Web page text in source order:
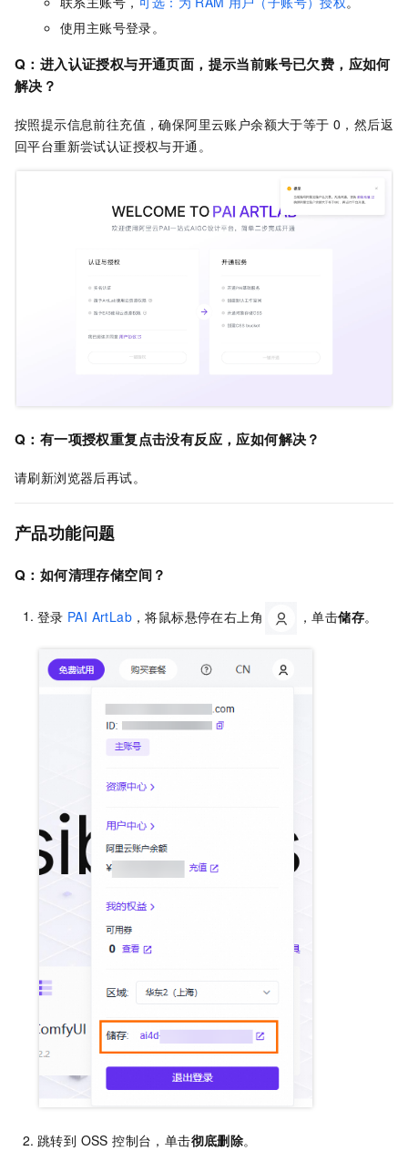
使用主账号登录。
Q：进入认证授权与开通页面，提示当前账号已欠费，应如何
解决？
按照提示信息前往充值，确保阿里云账户余额大于等于 0，然后返
回平台重新尝试认证授权与开通。
Q：有一项授权重复点击没有反应，应如何解决？
请刷新浏览器后再试。
产品功能问题
Q：如何清理存储空间？
登录 PAI ArtLab ，将鼠标悬停在右上角 ，单击储存。
跳转到 OSS 控制台，单击彻底删除。